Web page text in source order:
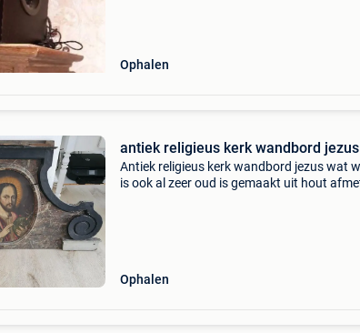
Ophalen
antiek religieus kerk wandbord jezus
Antiek religieus kerk wandbord jezus wat
is ook al zeer oud is gemaakt uit hout
Ophalen